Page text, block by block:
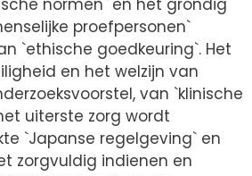
normen` en het grondig
proefpersonen`
`ethische goedkeuring`. Het
en het welzijn van
van `klinische
uiterste zorg wordt
`Japanse regelgeving` en
zorgvuldig indienen en